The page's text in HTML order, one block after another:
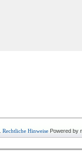
Rechtliche Hinweise Powered by